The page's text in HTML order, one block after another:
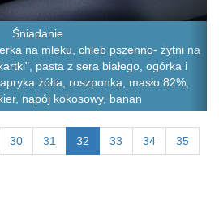
Śniadanie
na mleku, chleb pszenno- żytni na
pasta z sera białego, ogórka i
żółta, roszponka, masło 82%,
napój kokosowy, banan
30 31 32 33 34 35